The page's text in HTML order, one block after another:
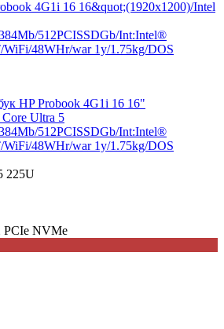
HP Probook 4G1i 16 16"
Ultra 5
512PCISSDGb/Int:Intel®
WiFi/48WHr/war 1y/1.75kg/DOS
225U
PCIe NVMe